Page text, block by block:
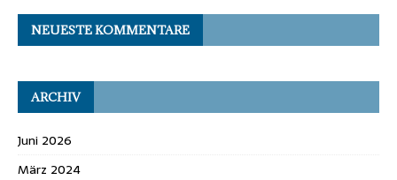
NEUESTE KOMMENTARE
ARCHIV
Juni 2026
März 2024